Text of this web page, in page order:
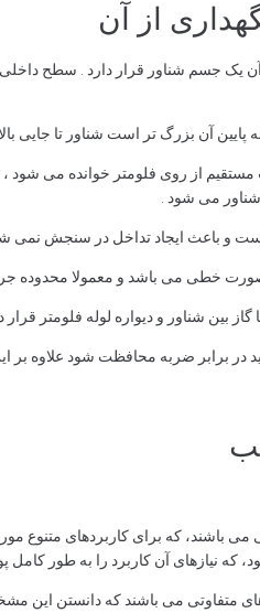
از آن
یک جسم شناور قرار دارد . سطح
پایین آن بزرگ تر است شناور تا
از روی فلومتر خوانده می شود
شناور می شود .
و باعث ایجاد تداخل در سنجش نمی
خطی می باشد و معمولا محدوده
گاز بین شناور و دیواره لوله فلومتر
در برابر ضربه محافظت شود علاوه بر
می باشند، که برای کاربردهای متنوع
که نیازهای آن کاربرد را به طور کامل
متفاوتی می باشند که دانستن این